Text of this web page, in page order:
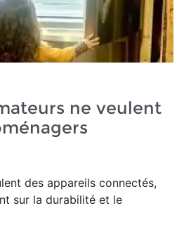
ne veulent
des appareils connectés,
sur la durabilité et le